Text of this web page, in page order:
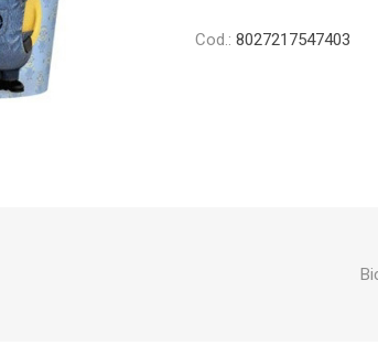
Cod.: 8027217547403